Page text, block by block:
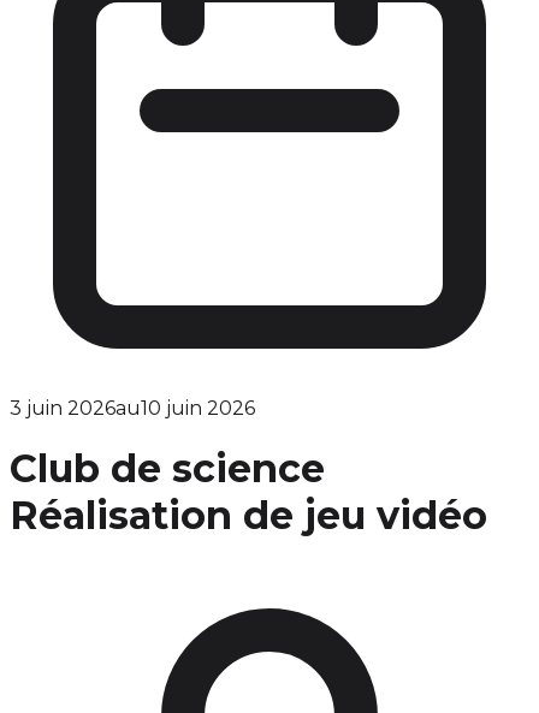
3 juin 2026au10 juin 2026
Club de science
Réalisation de jeu vidéo